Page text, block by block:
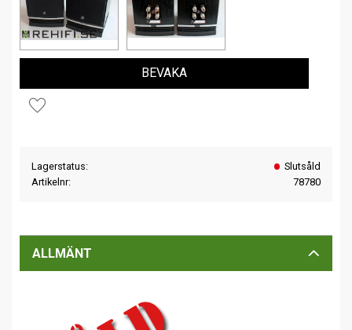
Lägg till i favoriter
BEVAKA
Lagerstatus
Slutsåld
Artikelnr
78780
ALLMÄNT